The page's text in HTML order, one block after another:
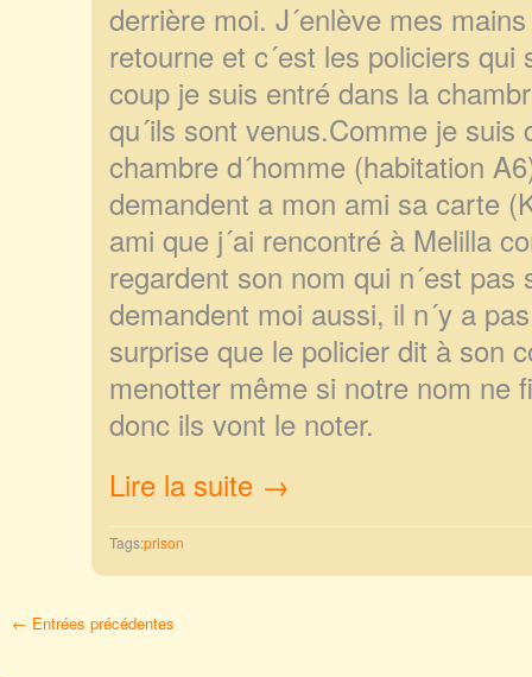
derrière moi. J´enlève mes
retourne et c´est les policiers
coup je suis entré dans la
qu´ils sont venus.Comme je suis
chambre d´homme (habitation
demandent a mon ami sa carte
ami que j´ai rencontré à Melilla
regardent son nom qui n´est
demandent moi aussi, il n´y a
surprise que le policier dit à son
menotter même si notre nom ne
donc ils vont le noter.
Lire la suite →
Tags:prison
← Entrées précédentes